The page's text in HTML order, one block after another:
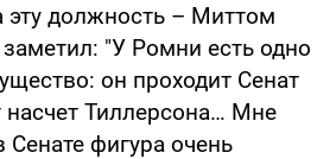
эту должность – Миттом
"У Ромни есть одно
он проходит Сенат
Тиллерсона… Мне
Сенате фигура очень